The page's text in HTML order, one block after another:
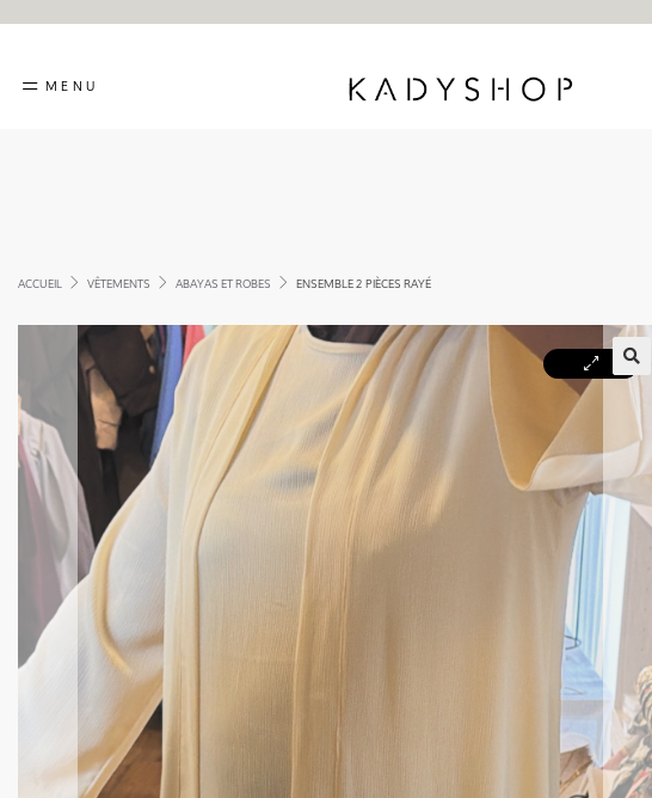
MENU
ACCUEIL VÊTEMENTS ABAYAS ET ROBES ENSEMBLE 2 PIÈCES RAYÉ